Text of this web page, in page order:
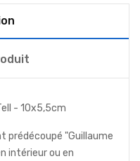
- 10x5,5cm
prédécoupé "Guillaume
intérieur ou en